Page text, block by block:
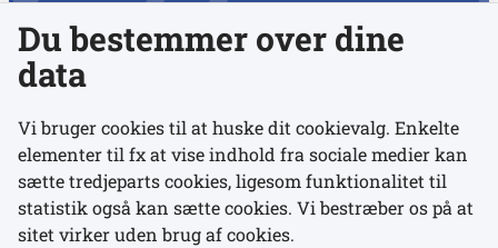
Se alle kontaktnumre
Links
Udgivelser
Du bestemmer over dine
data
Vi bruger cookies til at huske dit cookievalg. Enkelte
elementer til fx at vise indhold fra sociale medier kan
sætte tredjeparts cookies, ligesom funktionalitet til
statistik også kan sætte cookies. Vi bestræber os på at
sitet virker uden brug af cookies.